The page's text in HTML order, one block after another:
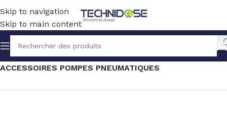
Skip to navigation
Skip to main content
Accueil TRANSFERT SOLUTION PNEUMATIQUE
ACCESSOIRES POMPES PNEUMATIQUES